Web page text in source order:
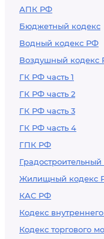
АПК РФ
Бюджетный кодекс
Водный кодекс РФ
Воздушный кодекс
ГК РФ часть 1
ГК РФ часть 2
ГК РФ часть 3
ГК РФ часть 4
ГПК РФ
Жилищный кодекс
КАС РФ
Кодекс
Кодекс торгового